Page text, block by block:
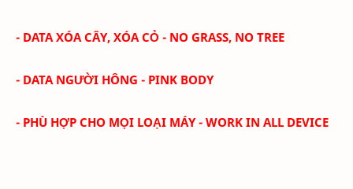
- DATA XÓA CÂY, XÓA CỎ - NO GRASS, NO TREE
- DATA NGƯỜI HÔNG - PINK BODY
- PHÙ HỢP CHO MỌI LOẠI MÁY - WORK IN ALL DEVICE